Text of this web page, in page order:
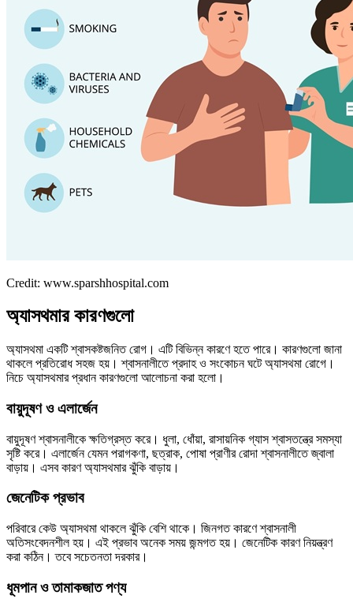
Credit: www.sparshhospital.com
অ্যাসথমার কারণগুলো
অ্যাসথমা একটি শ্বাসকষ্টজনিত রোগ। এটি বিভিন্ন কারণে হতে পারে। কারণগুলো জানা
থাকলে প্রতিরোধ সহজ হয়। শ্বাসনালীতে প্রদাহ ও সংকোচন ঘটে অ্যাসথমা রোগে।
নিচে অ্যাসথমার প্রধান কারণগুলো আলোচনা করা হলো।
বায়ুদূষণ ও এলার্জেন
বায়ুদূষণ শ্বাসনালীকে ক্ষতিগ্রস্ত করে। ধুলা, ধোঁয়া, রাসায়নিক গ্যাস শ্বাসতন্ত্রে সমস্যা
সৃষ্টি করে। এলার্জেন যেমন পরাগকণা, ছত্রাক, পোষা প্রাণীর রোদা শ্বাসনালীতে জ্বালা
বাড়ায়। এসব কারণ অ্যাসথমার ঝুঁকি বাড়ায়।
জেনেটিক প্রভাব
পরিবারে কেউ অ্যাসথমা থাকলে ঝুঁকি বেশি থাকে। জিনগত কারণে শ্বাসনালী
অতিসংবেদনশীল হয়। এই প্রভাব অনেক সময় জন্মগত হয়। জেনেটিক কারণ নিয়ন্ত্রণ
করা কঠিন। তবে সচেতনতা দরকার।
ধূমপান ও তামাকজাত পণ্য